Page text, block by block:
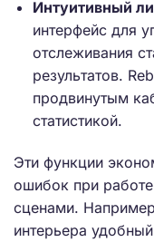
Интуитивный
интерфейс для
отслеживания
результатов.
продвинутым
статистикой.
Эти функции
ошибок при
сценами.
интерьера